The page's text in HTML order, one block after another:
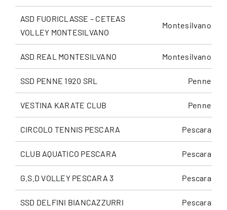
ASD FUORICLASSE – CETEAS
VOLLEY MONTESILVANO
Montesilvano
ASD REAL MONTESILVANO Montesilvano
SSD PENNE 1920 SRL Penne
VESTINA KARATE CLUB Penne
CIRCOLO TENNIS PESCARA Pescara
CLUB AQUATICO PESCARA Pescara
G.S.D VOLLEY PESCARA 3 Pescara
SSD DELFINI BIANCAZZURRI Pescara